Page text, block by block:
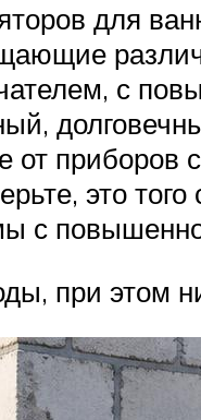
для
с
от
это
с
при